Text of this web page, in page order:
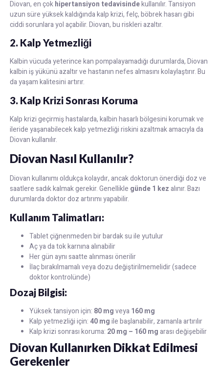
Diovan, en çokhipertansiyon tedavisindekullanılır. Tansiyon
uzun süre yüksek kaldığında kalp krizi, felç, böbrek hasarı gibi
ciddi sorunlara yol açabilir. Diovan, bu riskleri azaltır.
2. Kalp Yetmezliği
Kalbin vücuda yeterince kan pompalayamadığı durumlarda, Diovan
kalbin iş yükünü azaltır ve hastanın nefes almasını kolaylaştırır. Bu
da yaşam kalitesini artırır.
3. Kalp Krizi Sonrası Koruma
Kalp krizi geçirmiş hastalarda, kalbin hasarlı bölgesini korumak ve
ileride yaşanabilecek kalp yetmezliği riskini azaltmak amacıyla da
Diovan kullanılır.
Diovan Nasıl Kullanılır?
Diovan kullanımı oldukça kolaydır, ancak doktorun önerdiği doz ve
saatlere sadık kalmak gerekir. Genellikle günde 1 kezalınır. Bazı
durumlarda doktor doz artırımı yapabilir.
Kullanım Talimatları:
Tablet çiğnenmeden bir bardak su ile yutulur
Aç ya da tok karnına alınabilir
Her gün aynı saatte alınması önerilir
İlaç bırakılmamalı veya dozu değiştirilmemelidir (sadece
doktor kontrolünde)
Dozaj Bilgisi:
Yüksek tansiyon için: 80 mgveya160 mg
Kalp yetmezliği için: 40 mgile başlanabilir, zamanla artırılır
Kalp krizi sonrası koruma: 20 mg – 160 mgarası değişebilir
Diovan Kullanırken Dikkat Edilmesi
Gerekenler